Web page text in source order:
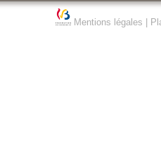
Mentions légales